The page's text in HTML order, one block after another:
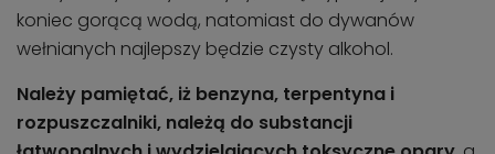
koniec gorącą wodą, natomiast do dywanów
wełnianych najlepszy będzie czysty alkohol.
Należy pamiętać, iż benzyna, terpentyna i
rozpuszczalniki, należą do substancji